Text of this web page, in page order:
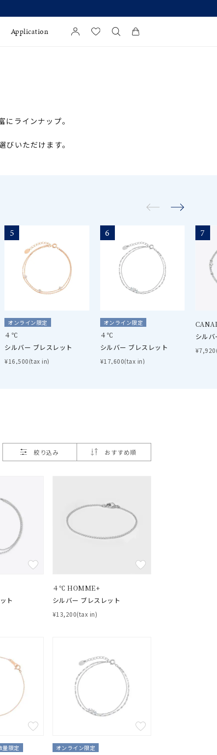
ルサービス
Application
ラインナップ。
いただけます。
5
オンライン限定
４℃
シルバー ブレスレット
¥16,500(tax in)
6
オンライン限定
４℃
シルバー ブレスレット
¥17,600(tax in)
7
シル
絞り込み おすすめ順
ト
４℃ HOMME+
シルバー ブレスレット
¥13,200(tax in)
量限定 オンライン限定